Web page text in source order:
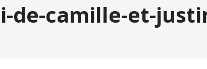
de-camille-et-